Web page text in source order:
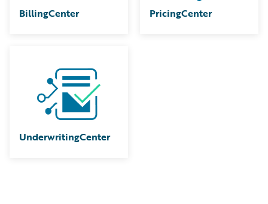
BillingCenter PricingCenter
UnderwritingCenter